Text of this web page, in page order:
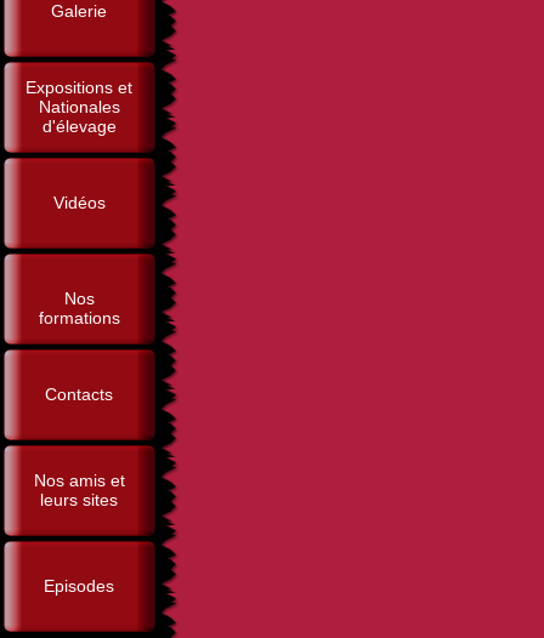
Galerie
Expositions et
Nationales
d'élevage
Vidéos
Nos
formations
Contacts
Nos amis et
leurs sites
Episodes